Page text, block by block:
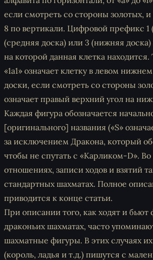
если смотреть со стороны золотых,
8 по вертикали. Цифровой префикс 1
(средняя доска) или 3 (нижняя доска)
на которой данная клетка
«1a1» означает клетку в левом
доски, если смотреть со стороны
означает правый верхний угол на
Каждая фигура обозначается
[оригинального] названия («S»
за исключением Дракона, который
чтобы не спутать с «Карликом-D». Во
отношениях, записи ходов и взятий
стандартных шахматах. Полное
приводится к конце статьи.
При описании того, как ходят и бьют
драконьих шахматах, часто
шахматные фигуры. В этих случаях их
(король, ладья и т.д.) пишутся с